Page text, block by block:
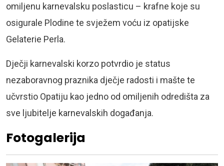
omiljenu karnevalsku poslasticu – krafne koje su
osigurale Plodine te svježem voću iz opatijske
Gelaterie Perla.
Dječji karnevalski korzo potvrdio je status
nezaboravnog praznika dječje radosti i mašte te
učvrstio Opatiju kao jedno od omiljenih odredišta za
sve ljubitelje karnevalskih događanja.
Fotogalerija